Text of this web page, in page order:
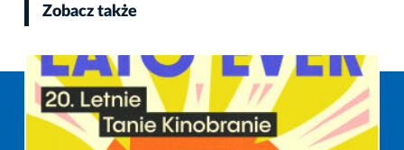
Zobacz także